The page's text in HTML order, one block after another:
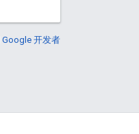
Google 开发者